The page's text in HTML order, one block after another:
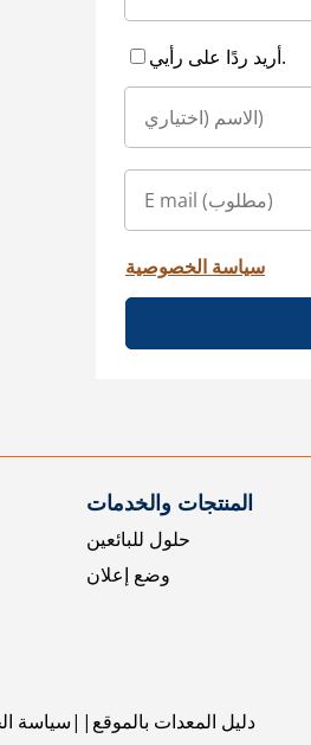
أريد ردًا على رأيي.
سياسة الخصوصية
المنتجات والخدمات
حلول للبائعين
وضع إعلان
سياسة دليل المعدات بالموقع